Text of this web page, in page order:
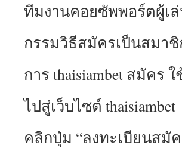
ทีมงานคอยซัพพอร์ตผู้เ
กรรมวิธีสมัครเป็นสมาชิ
การ thaisiambet สมัคร
ไปสู่เว็บไซต์ thaisiambet
คลิกปุ่ม “ลงทะเบียนสมั